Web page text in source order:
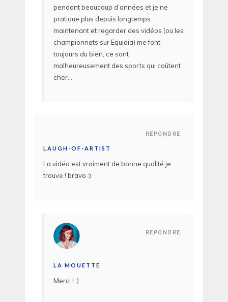
pendant beaucoup d’années et je ne
pratique plus depuis longtemps
maintenant et regarder des vidéos (ou les
championnats sur Equidia) me font
toujours du bien, ce sont
malheureusement des sports qui coûtent
cher…
REPONDRE
LAUGH-OF-ARTIST
La vidéo est vraiment de bonne qualité je
trouve ! bravo :)
REPONDRE
LA MOUETTE
Merci ! :)